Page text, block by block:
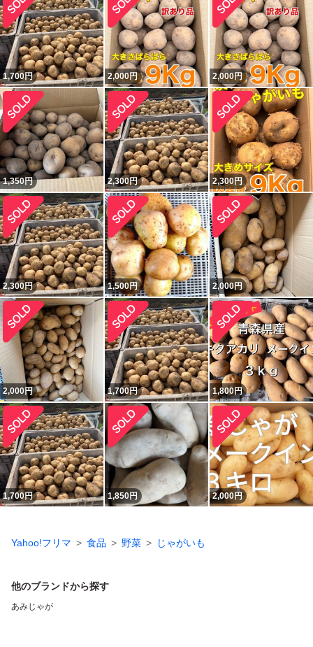
1,700円 2,000円 2,000円
1,350円 2,300円 2,300円
2,300円 1,500円 2,000円
2,000円 1,700円 1,800円
1,700円 1,850円 2,000円
Yahoo!フリマ 食品 野菜 じゃがいも
他のブランドから探す
あみじゃが